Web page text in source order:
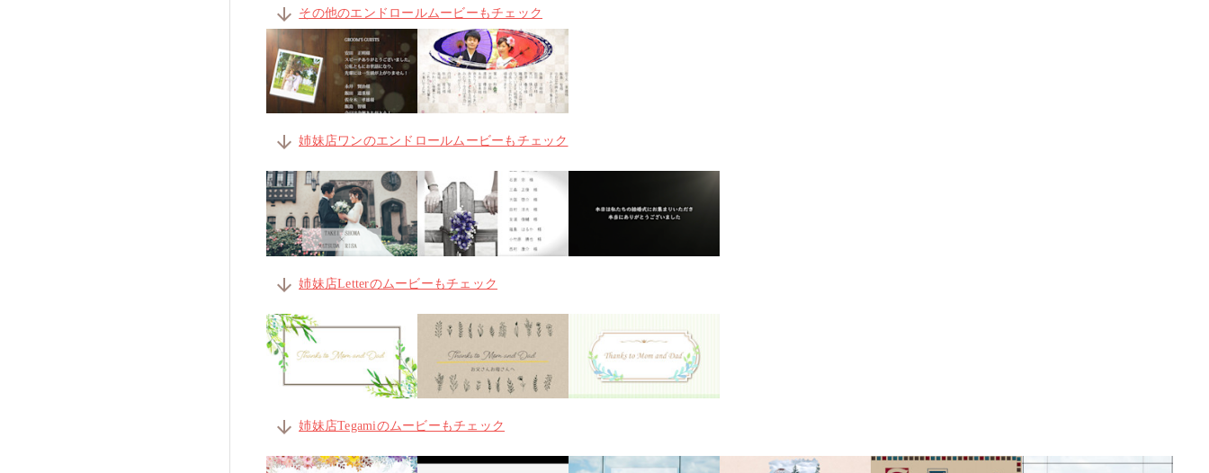
arrow_downward その他のエンドロールムービーもチェック
arrow_downward 姉妹店ワンのエンドロールムービーもチェック
arrow_downward 姉妹店Letterのムービーもチェック
arrow_downward 姉妹店Tegamiのムービーもチェック